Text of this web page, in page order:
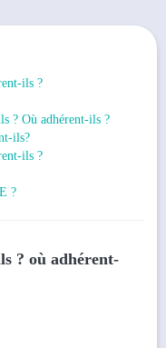
ils ?
? Où adhérent-ils ?
ils?
ils ?
?
? où adhérent-